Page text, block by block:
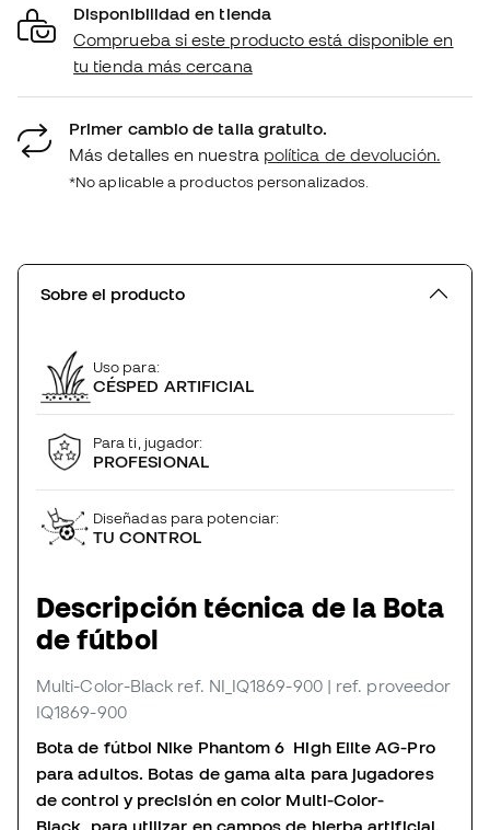
Disponibilidad en tienda
Comprueba si este producto está disponible en
tu tienda más cercana
Primer cambio de talla gratuito.
Más detalles en nuestra política de devolución.
*No aplicable a productos personalizados.
Sobre el producto
Uso para:
CÉSPED ARTIFICIAL
Para ti, jugador:
PROFESIONAL
Diseñadas para potenciar:
TU CONTROL
Descripción técnica de la Bota
de fútbol
Multi-Color-Black ref. NI_IQ1869-900 | ref. proveedor
IQ1869-900
Bota de fútbol Nike Phantom 6 High Elite AG-Pro
para adultos. Botas de gama alta para jugadores
de control y precisión en color Multi-Color-
Black para utilizar en campos de hierba artificial.